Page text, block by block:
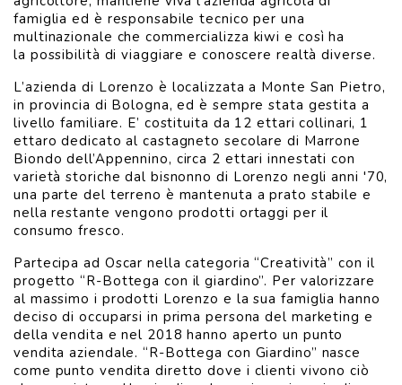
famiglia ed è responsabile tecnico per una
multinazionale che commercializza kiwi e così ha
la possibilità di viaggiare e conoscere realtà diverse.
L’azienda di Lorenzo è localizzata a Monte San Pietro,
in provincia di Bologna, ed è sempre stata gestita a
livello familiare. E’ costituita da 12 ettari collinari, 1
ettaro dedicato al castagneto secolare di Marrone
Biondo dell’Appennino, circa 2 ettari innestati con
varietà storiche dal bisnonno di Lorenzo negli anni '70,
una parte del terreno è mantenuta a prato stabile e
nella restante vengono prodotti ortaggi per il
consumo fresco.
Partecipa ad Oscar nella categoria “Creatività” con il
progetto “R-Bottega con il giardino”. Per valorizzare
al massimo i prodotti Lorenzo e la sua famiglia hanno
deciso di occuparsi in prima persona del marketing e
della vendita e nel 2018 hanno aperto un punto
vendita aziendale. “R-Bottega con Giardino” nasce
come punto vendita diretto dove i clienti vivono ciò